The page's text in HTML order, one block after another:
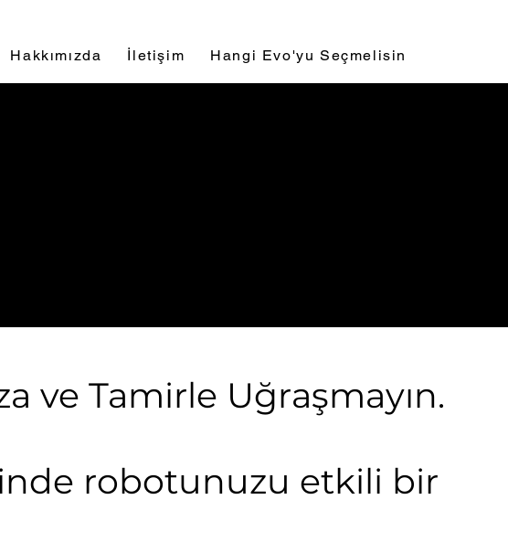
Hakkımızda İletişim Hangi Evo'yu Seçmelisin
ve Tamirle Uğraşmayın.
robotunuzu etkili bir